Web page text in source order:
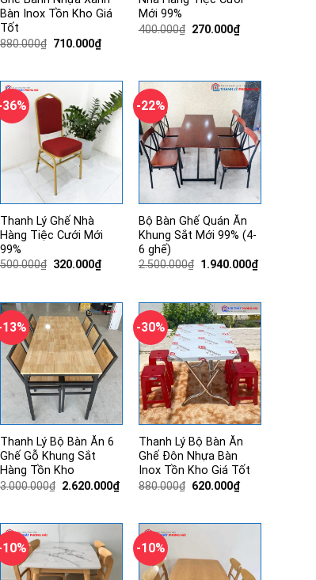
Bàn Inox Tồn Kho Giá
Tốt
880.000₫ Giá
710.000₫Giá
710.000₫.
Mới 99%
400.000₫ Giá
270.000₫Giá
36%
Thanh Lý Ghế Nhà
Hàng Tiệc Cưới Mới
99%
500.000₫ Giá
320.000₫Giá
320.000₫.
-22%
Bộ Bàn Ghế Quán Ăn
Khung Sắt Mới 99% (4-
6 ghế)
2.500.000₫ Giá
1.940.000₫Giá
1.940.000₫.
13%
Thanh Lý Bộ Bàn Ăn 6
Ghế Gỗ Khung Sắt
Hàng Tồn Kho
3.000.000₫ Giá
2.620.000₫Giá
2.620.000₫.
-30%
Thanh Lý Bộ Bàn Ăn
Ghế Đôn Nhựa Bàn
Inox Tồn Kho Giá Tốt
880.000₫ Giá
620.000₫Giá
10% -10%